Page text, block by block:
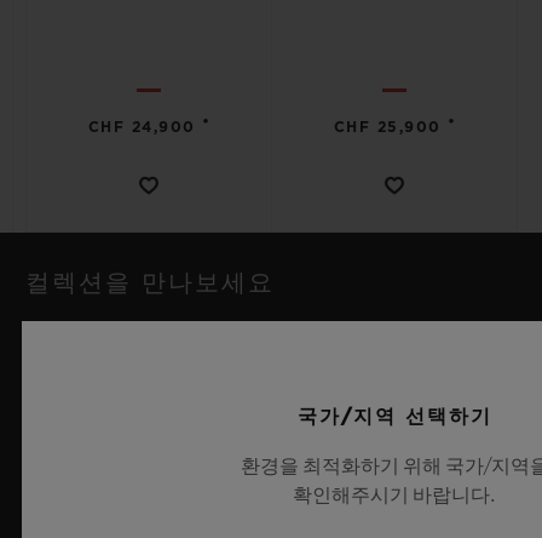
CHF 24,900 • CHF 25,900 •
컬렉션을 만나보세요
국가/지역 선택하기
환경을 최적화하기 위해 국가/지역
확인해주시기 바랍니다.